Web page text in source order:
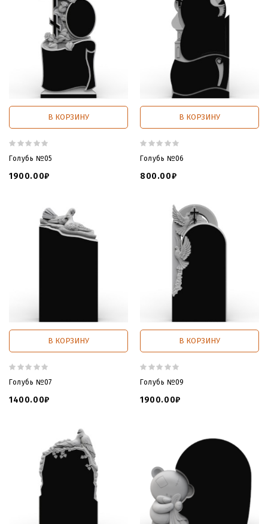
В КОРЗИНУ
Голубь №05
1900.00₽
В КОРЗИНУ
Голубь №06
800.00₽
В КОРЗИНУ
Голубь №07
1400.00₽
В КОРЗИНУ
Голубь №09
1900.00₽